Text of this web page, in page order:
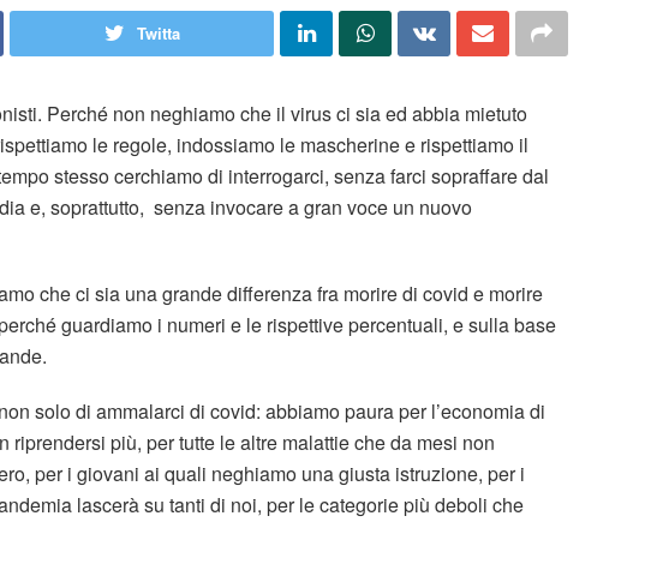
Twitta
Perché non neghiamo che il virus ci sia ed abbia mietuto
le regole, indossiamo le mascherine e rispettiamo il
stesso cerchiamo di interrogarci, senza farci sopraffare dal
e, soprattutto, senza invocare a gran voce un nuovo
che ci sia una grande differenza fra morire di covid e morire
guardiamo i numeri e le rispettive percentuali, e sulla base
solo di ammalarci di covid: abbiamo paura per l’economia di
riprendersi più, per tutte le altre malattie che da mesi non
per i giovani ai quali neghiamo una giusta istruzione, per i
lascerà su tanti di noi, per le categorie più deboli che